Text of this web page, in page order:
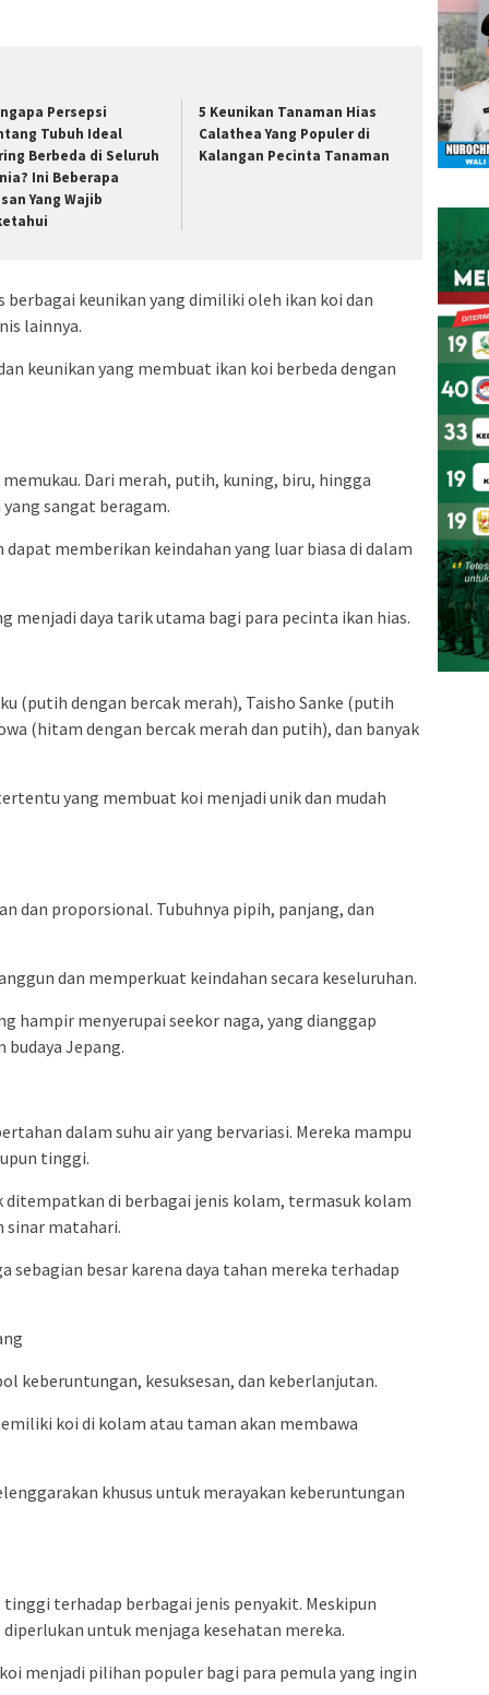
Persepsi
Tubuh Ideal
Berbeda di Seluruh
Ini Beberapa
Yang Wajib
5 Keunikan Tanaman Hias
Calathea Yang Populer di
Kalangan Pecinta Tanaman
keunikan yang dimiliki oleh ikan koi dan
lainnya.
keunikan yang membuat ikan koi berbeda dengan
Dari merah, putih, kuning, biru, hingga
sangat beragam.
memberikan keindahan yang luar biasa di dalam
menjadi daya tarik utama bagi para pecinta ikan hias.
(putih dengan bercak merah), Taisho Sanke (putih
(hitam dengan bercak merah dan putih), dan banyak
yang membuat koi menjadi unik dan mudah
dan proporsional. Tubuhnya pipih, panjang, dan
dan memperkuat keindahan secara keseluruhan.
hampir menyerupai seekor naga, yang dianggap
Jepang.
dalam suhu air yang bervariasi. Mereka mampu
tinggi.
di berbagai jenis kolam, termasuk kolam
sinar matahari.
sebagian besar karena daya tahan mereka terhadap
keberuntungan, kesuksesan, dan keberlanjutan.
koi di kolam atau taman akan membawa
khusus untuk merayakan keberuntungan
terhadap berbagai jenis penyakit. Meskipun
untuk menjaga kesehatan mereka.
menjadi pilihan populer bagi para pemula yang ingin